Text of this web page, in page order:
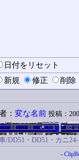
日付をリセット
新規 修正 削
： 変な名前 投稿：
DD51・DD51・カニ
-